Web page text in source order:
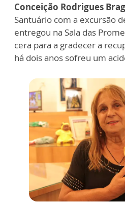
Conceição Rodrigues
Santuário com a excursão
entregou na Sala das
cera para a gradecer a
há dois anos sofreu um